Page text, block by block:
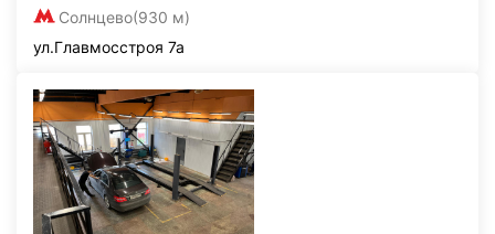
Солнцево(930 м)
ул.Главмосстроя 7а